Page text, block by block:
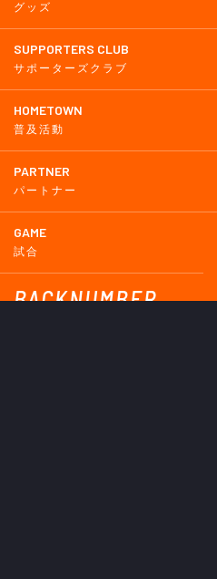
グッズ
SUPPORTERS CLUB
サポーターズクラブ
HOMETOWN
普及活動
PARTNER
パートナー
GAME
試合
BACKNUMBER